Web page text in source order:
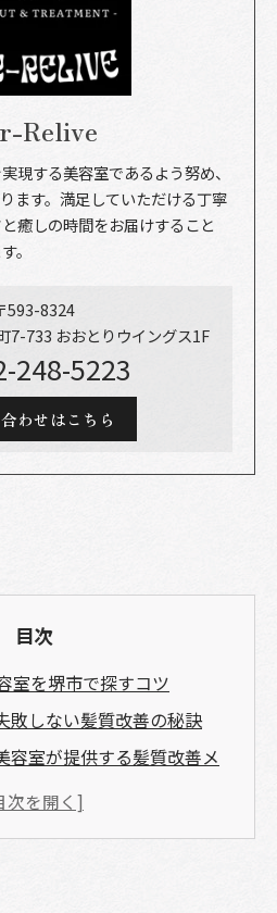
Relive
現する美容室であるよう努め、
ます。満足していただける丁寧
癒しの時間をお届けすること
。
593-8324
7-733 おおとりウイングス1F
248-5223
わせはこちら
目次
室を堺市で探すコツ
敗しない髪質改善の秘訣
容室が提供する髪質改善メ